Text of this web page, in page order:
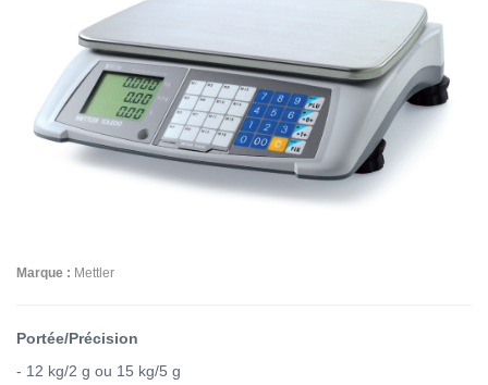
Marque : Mettler
Portée/Précision
- 12 kg/2 g ou 15 kg/5 g